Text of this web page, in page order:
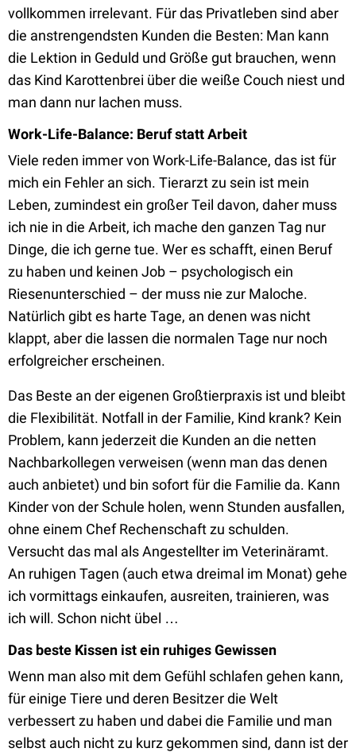
vollkommen irrelevant. Für das Privatleben sind aber
die anstrengendsten Kunden die Besten: Man kann
die Lektion in Geduld und Größe gut brauchen, wenn
das Kind Karottenbrei über die weiße Couch niest und
man dann nur lachen muss.
Work-Life-Balance: Beruf statt Arbeit
Viele reden immer von Work-Life-Balance, das ist für
mich ein Fehler an sich. Tierarzt zu sein ist mein
Leben, zumindest ein großer Teil davon, daher muss
ich nie in die Arbeit, ich mache den ganzen Tag nur
Dinge, die ich gerne tue. Wer es schafft, einen Beruf
zu haben und keinen Job – psychologisch ein
Riesenunterschied – der muss nie zur Maloche.
Natürlich gibt es harte Tage, an denen was nicht
klappt, aber die lassen die normalen Tage nur noch
erfolgreicher erscheinen.
Das Beste an der eigenen Großtierpraxis ist und bleibt
die Flexibilität. Notfall in der Familie, Kind krank? Kein
Problem, kann jederzeit die Kunden an die netten
Nachbarkollegen verweisen (wenn man das denen
auch anbietet) und bin sofort für die Familie da. Kann
Kinder von der Schule holen, wenn Stunden ausfallen,
ohne einem Chef Rechenschaft zu schulden.
Versucht das mal als Angestellter im Veterinäramt.
An ruhigen Tagen (auch etwa dreimal im Monat) gehe
ich vormittags einkaufen, ausreiten, trainieren, was
ich will. Schon nicht übel …
Das beste Kissen ist ein ruhiges Gewissen
Wenn man also mit dem Gefühl schlafen gehen kann,
für einige Tiere und deren Besitzer die Welt
verbessert zu haben und dabei die Familie und man
selbst auch nicht zu kurz gekommen sind, dann ist der